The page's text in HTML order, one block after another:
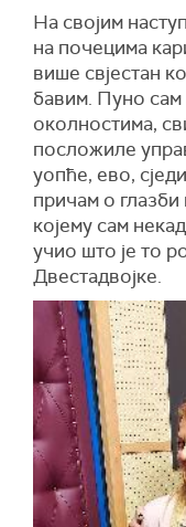
На својим
на почецима
више свјестан
бавим. Пуно сам
околностима,
посложиле
уопће, ево,
причам о глазби
којему сам
учио што је то
Двестадвојке.